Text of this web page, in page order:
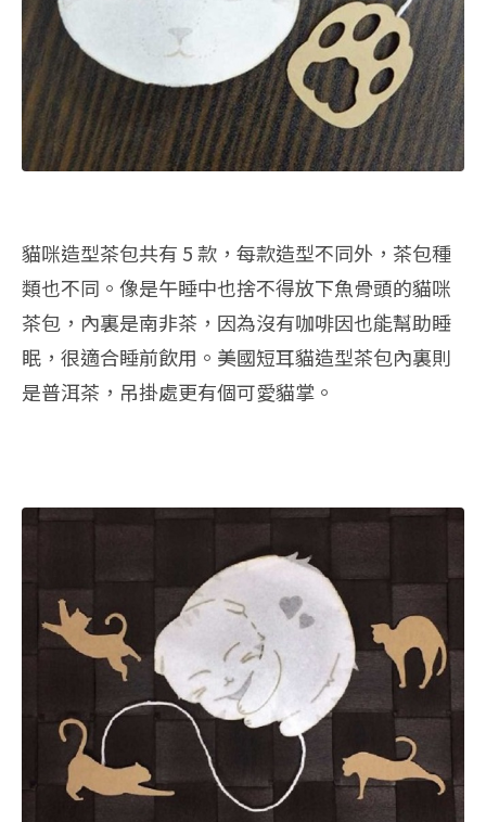
貓咪造型茶包共有 5 款，每款造型不同外，茶包種
類也不同。像是午睡中也捨不得放下魚骨頭的貓咪
茶包，內裏是南非茶，因為沒有咖啡因也能幫助睡
眠，很適合睡前飲用。美國短耳貓造型茶包內裏則
是普洱茶，吊掛處更有個可愛貓掌。